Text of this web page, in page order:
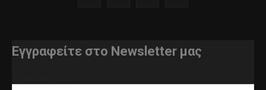
Εγγραφείτε στο Newsletter μας